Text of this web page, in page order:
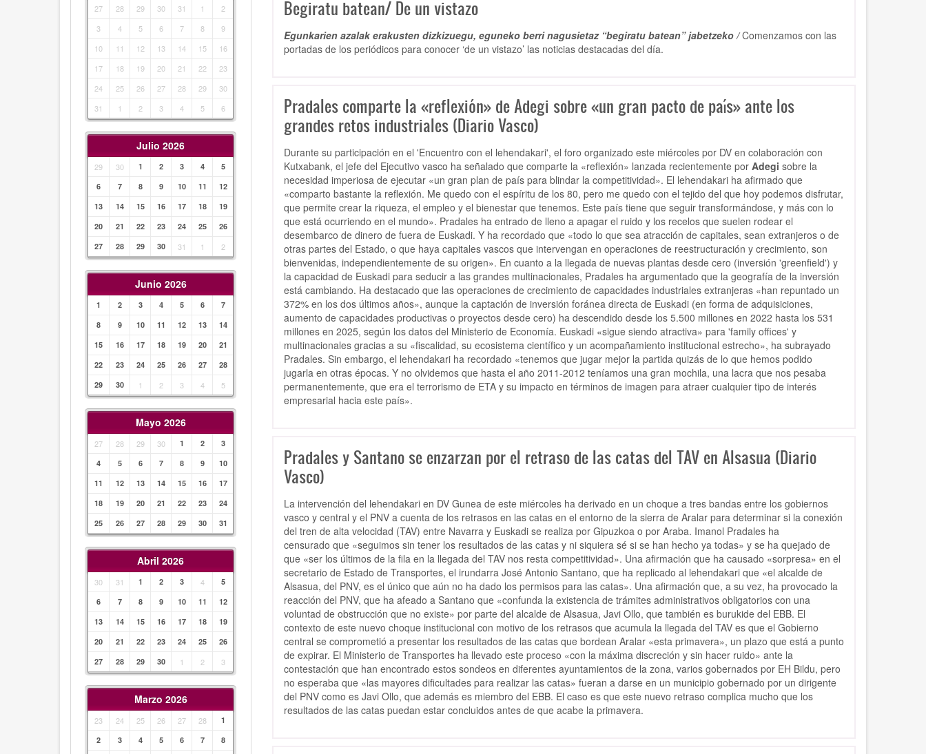
27 28 29 30 31 1
2
3
4 5 6 7 8
9
10
11 12 13 14 15
16
17
18 19 20 21 22
23
24
25 26 27 28 29
30
31
1 2 3 4 5 6
Julio 2026
29 30 1 2 3 4
5
6
7 8 9 10 11
12
13
14 15 16 17 18
19
20
21 22 23 24 25
26
27
28 29 30 31 1 2
Junio 2026
1 2 3 4 5 6
7
8
9 10 11 12 13
14
15
16 17 18 19 20
21
22
23 24 25 26 27
28
29
30 1 2 3 4 5
Mayo 2026
27 28 29 30 1 2
3
4
5 6 7 8 9
10
11
12 13 14 15 16
17
18
19 20 21 22 23
24
25
26 27 28 29 30 31
Abril 2026
30 31 1 2 3 4
5
6
7 8 9 10 11
12
13
14 15 16 17 18
19
20
21 22 23 24 25
26
27
28 29 30 1 2 3
Marzo 2026
23 24 25 26 27 28
1
2
3 4 5 6 7
8
Begiratu batean/ De un vistazo
Egunkarien azalak erakusten dizkizuegu, eguneko berri nagusietaz “begiratu batean” jabetzeko /Comenzamos con las
portadas de los periódicos para conocer ‘de un vistazo’ las noticias destacadas del día.
Pradales comparte la «reflexión» de Adegi sobre «un gran pacto de país» ante los
grandes retos industriales (Diario Vasco)
Durante su participación en el 'Encuentro con el lehendakari', el foro organizado este miércoles por DV en colaboración con
Kutxabank, el jefe del Ejecutivo vasco ha señalado que comparte la «reflexión» lanzada recientemente por Adegi sobre la
necesidad imperiosa de ejecutar «un gran plan de país para blindar la competitividad». El lehendakari ha afirmado que
«comparto bastante la reflexión. Me quedo con el espíritu de los 80, pero me quedo con el tejido del que hoy podemos disfrutar,
que permite crear la riqueza, el empleo y el bienestar que tenemos. Este país tiene que seguir transformándose, y más con lo
que está ocurriendo en el mundo». Pradales ha entrado de lleno a apagar el ruido y los recelos que suelen rodear el
desembarco de dinero de fuera de Euskadi. Y ha recordado que «todo lo que sea atracción de capitales, sean extranjeros o de
otras partes del Estado, o que haya capitales vascos que intervengan en operaciones de reestructuración y crecimiento, son
bienvenidas, independientemente de su origen». En cuanto a la llegada de nuevas plantas desde cero (inversión 'greenfield') y
la capacidad de Euskadi para seducir a las grandes multinacionales, Pradales ha argumentado que la geografía de la inversión
está cambiando. Ha destacado que las operaciones de crecimiento de capacidades industriales extranjeras «han repuntado un
372% en los dos últimos años», aunque la captación de inversión foránea directa de Euskadi (en forma de adquisiciones,
aumento de capacidades productivas o proyectos desde cero) ha descendido desde los 5.500 millones en 2022 hasta los 531
millones en 2025, según los datos del Ministerio de Economía. Euskadi «sigue siendo atractiva» para 'family offices' y
multinacionales gracias a su «fiscalidad, su ecosistema científico y un acompañamiento institucional estrecho», ha subrayado
Pradales. Sin embargo, el lehendakari ha recordado «tenemos que jugar mejor la partida quizás de lo que hemos podido
jugarla en otras épocas. Y no olvidemos que hasta el año 2011-2012 teníamos una gran mochila, una lacra que nos pesaba
permanentemente, que era el terrorismo de ETA y su impacto en términos de imagen para atraer cualquier tipo de interés
empresarial hacia este país».
Pradales y Santano se enzarzan por el retraso de las catas del TAV en Alsasua (Diario
Vasco)
La intervención del lehendakari en DV Gunea de este miércoles ha derivado en un choque a tres bandas entre los gobiernos
vasco y central y el PNV a cuenta de los retrasos en las catas en el entorno de la sierra de Aralar para determinar si la conexión
del tren de alta velocidad (TAV) entre Navarra y Euskadi se realiza por Gipuzkoa o por Araba. Imanol Pradales ha
censurado que «seguimos sin tener los resultados de las catas y ni siquiera sé si se han hecho ya todas» y se ha quejado de
que «ser los últimos de la fila en la llegada del TAV nos resta competitividad». Una afirmación que ha causado «sorpresa» en el
secretario de Estado de Transportes, el irundarra José Antonio Santano, que ha replicado al lehendakari que «el alcalde de
Alsasua, del PNV, es el único que aún no ha dado los permisos para las catas». Una afirmación que, a su vez, ha provocado la
reacción del PNV, que ha afeado a Santano que «confunda la existencia de trámites administrativos obligatorios con una
voluntad de obstrucción que no existe» por parte del alcalde de Alsasua, Javi Ollo, que también es burukide del EBB. El
contexto de este nuevo choque institucional con motivo de los retrasos que acumula la llegada del TAV es que el Gobierno
central se comprometió a presentar los resultados de las catas que bordean Aralar «esta primavera», un plazo que está a punto
de expirar. El Ministerio de Transportes ha llevado este proceso «con la máxima discreción y sin hacer ruido» ante la
contestación que han encontrado estos sondeos en diferentes ayuntamientos de la zona, varios gobernados por EH Bildu, pero
no esperaba que «las mayores dificultades para realizar las catas» fueran a darse en un municipio gobernado por un dirigente
del PNV como es Javi Ollo, que además es miembro del EBB. El caso es que este nuevo retraso complica mucho que los
resultados de las catas puedan estar concluidos antes de que acabe la primavera.